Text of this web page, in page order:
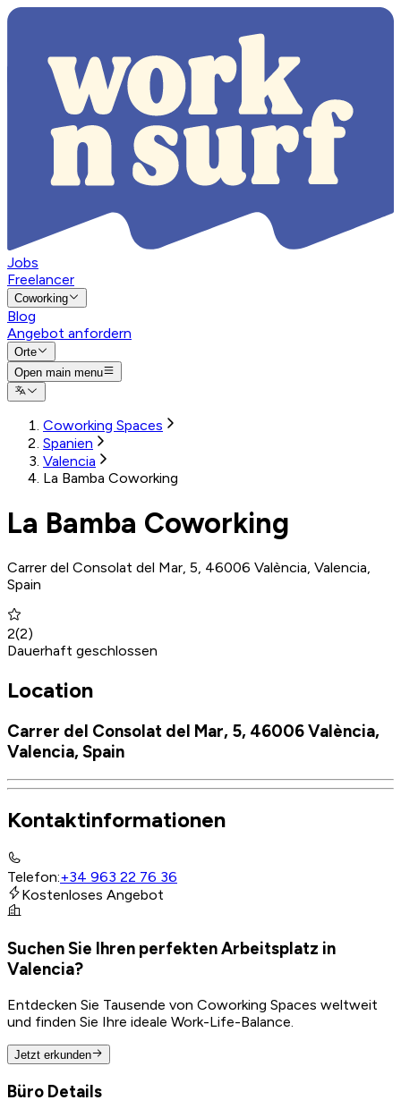
Jobs
Freelancer
Coworking
Blog
Angebot anfordern
Orte
Open main menu
Coworking Spaces
Spanien
Valencia
La Bamba Coworking
La Bamba Coworking
Carrer del Consolat del Mar, 5, 46006 València, Valencia,
Spain
2(2)
Dauerhaft geschlossen
Location
Carrer del Consolat del Mar, 5, 46006 València,
Valencia, Spain
Kontaktinformationen
Telefon:+34 963 22 76 36
Kostenloses Angebot
Suchen Sie Ihren perfekten Arbeitsplatz in
Valencia?
Entdecken Sie Tausende von Coworking Spaces weltweit
und finden Sie Ihre ideale Work-Life-Balance.
Jetzt erkunden
Büro Details